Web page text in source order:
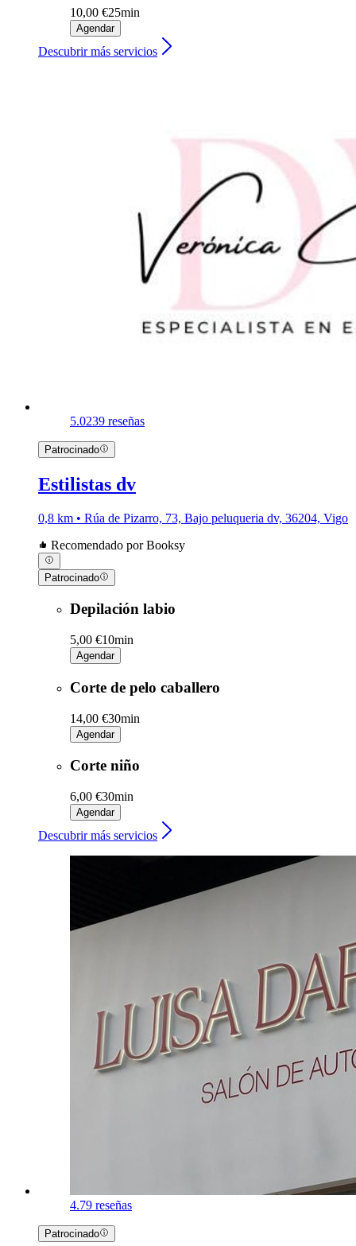
10,00 €25min
Agendar
Descubrir más servicios
5.0239 reseñas
Patrocinado
Estilistas dv
0,8 km • Rúa de Pizarro, 73, Bajo peluqueria dv, 36204, Vigo
Recomendado por Booksy
Patrocinado
Depilación labio
5,00 €10min
Agendar
Corte de pelo caballero
14,00 €30min
Agendar
Corte niño
6,00 €30min
Agendar
Descubrir más servicios
4.79 reseñas
Patrocinado